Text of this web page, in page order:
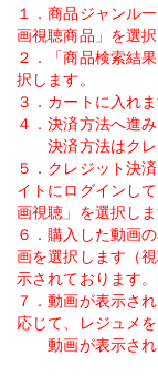
１．商品ジャンル
画視聴商品」を選択
２．「商品検索結
択します。
３．カートに入れま
４．決済方法へ進み
決済方法はクレ
５．クレジット決
イトにログインし
画視聴」を選択しま
６．購入した動画
画を選択します（
示されております。
７．動画が表示さ
応じて、レジュメ
動画が表示され